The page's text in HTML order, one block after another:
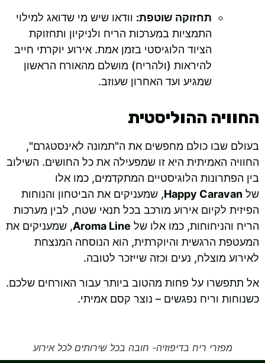
תחזוקה שוטפת: וודאו שיש מי שדואג למילוי
התמציות במערכות הריח ולניקיון ותחזוקת
הציוד הלוגיסטי בזמן אמת. אירוע יוקרתי חייב
להיראות (ולהריח) מושלם מהאורח הראשון
שמגיע ועד האחרון שעוזב.
החוויה ההוליסטית
בעולם שבו כולם מחפשים את ה"תמונה לאינסטגרם",
החוויה האמיתית היא זו שמפעילה את כל החושים. השילוב
בין הפתרונות הלוגיסטיים המתקדמים, כמו אלו
של Happy Caravan, שמעניקים את הביטחון והנוחות
הפיזית לקיום אירוע מורכב בכל תנאי שטח, לבין מערכות
הריח והניחוחות, כמו אלו של Aroma Line, שמעניקים את
המעטפת הרגשית והיוקרתית, הוא הנוסחה המנצחת
לאירוע מוצלח, נעים וכזה שייזכר לטובה.
אל תתפשרו על פחות מהטוב ביותר עבור האורחים שלכם.
כשנוחות וריח נפגשים – נוצר קסם אמיתי.
מפזרי ריח בדיפוזיה- חובה בכל שירותים לכל אירוע